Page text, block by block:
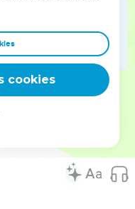
en croix, il y avait un
des Juifs et que le
Jésus.
Pour vous procurer
cookies